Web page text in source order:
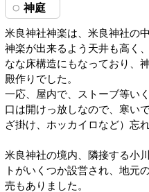
神庭
米良神社神楽は、米良神社の
神楽が出来るよう天井も高く
なな床構造にもなっており、
殿作りでした。
一応、屋内で、ストーブ等い
口は開けっ放しなので、寒い
ざ掛け、ホッカイロなど）忘れ
米良神社の境内、隣接する小
トがいくつか設営され、地元
売もありました。